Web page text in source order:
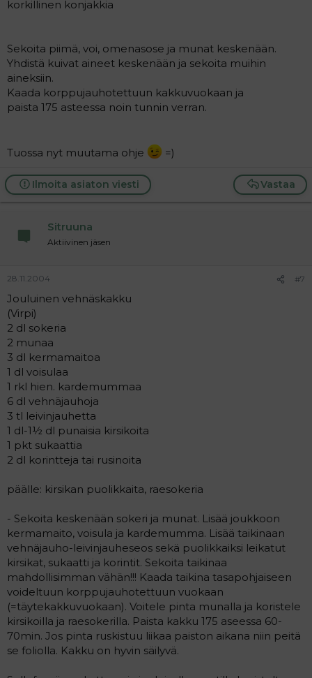
korkillinen konjakkia
Sekoita piimä, voi, omenasose ja munat keskenään.
Yhdistä kuivat aineet keskenään ja sekoita muihin
aineksiin.
Kaada korppujauhotettuun kakkuvuokaan ja
paista 175 asteessa noin tunnin verran.
Tuossa nyt muutama ohje =)
Vastaa
Ilmoita asiaton viesti
Sitruuna
Aktiivinen jäsen
28.11.2004 #7
Jouluinen vehnäskakku
(Virpi)
2 dl sokeria
2 munaa
3 dl kermamaitoa
1 dl voisulaa
1 rkl hien. kardemummaa
6 dl vehnäjauhoja
3 tl leivinjauhetta
1 dl-1½ dl punaisia kirsikoita
1 pkt sukaattia
2 dl korintteja tai rusinoita
päälle: kirsikan puolikkaita, raesokeria
- Sekoita keskenään sokeri ja munat. Lisää joukkoon
kermamaito, voisula ja kardemumma. Lisää taikinaan
vehnäjauho-leivinjauheseos sekä puolikkaiksi leikatut
kirsikat, sukaatti ja korintit. Sekoita taikinaa
mahdollisimman vähän!!! Kaada taikina tasapohjaiseen
voideltuun korppujauhotettuun vuokaan
(=täytekakkuvuokaan). Voitele pinta munalla ja koristele
kirsikoilla ja raesokerilla. Paista kakku 175 aseessa 60-
70min. Jos pinta ruskistuu liikaa paiston aikana niin peitä
se foliolla. Kakku on hyvin säilyvä.